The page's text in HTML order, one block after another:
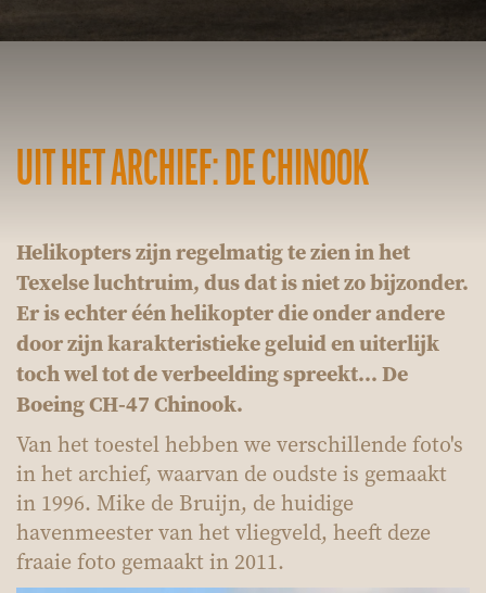
UIT HET ARCHIEF: DE CHINOOK
Helikopters zijn regelmatig te zien in het
Texelse luchtruim, dus dat is niet zo bijzonder.
Er is echter één helikopter die onder andere
door zijn karakteristieke geluid en uiterlijk
toch wel tot de verbeelding spreekt... De
Boeing CH-47 Chinook.
Van het toestel hebben we verschillende foto's
in het archief, waarvan de oudste is gemaakt
in 1996. Mike de Bruijn, de huidige
havenmeester van het vliegveld, heeft deze
fraaie foto gemaakt in 2011.